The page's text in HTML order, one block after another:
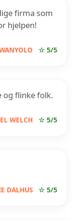
firma som
hjelpen!
☆ 5/5
og flinke folk.
WELCH ☆ 5/5
DALHUS ☆ 5/5